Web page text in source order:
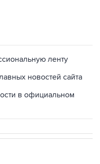
ленту
новостей сайта
в официальном